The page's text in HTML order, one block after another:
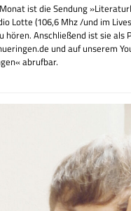
ist die Sendung
Lotte (106,6 Mhz /und im
hören. Anschließend ist sie als
und auf unserem
abrufbar.